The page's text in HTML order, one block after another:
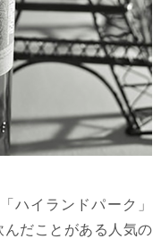
ハイランドパーク」
だことがある人気の